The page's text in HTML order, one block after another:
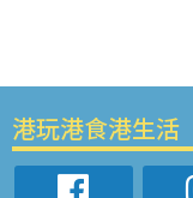
港玩港食港生活